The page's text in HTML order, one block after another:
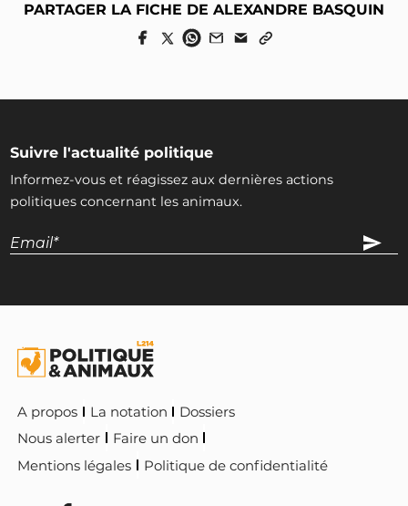
PARTAGER LA FICHE DE ALEXANDRE BASQUIN
Suivre l'actualité politique
Informez-vous et réagissez aux dernières actions
politiques concernant les animaux.
A propos La notation
Dossiers
Nous alerter
Faire un don
Mentions légales
Politique de confidentialité